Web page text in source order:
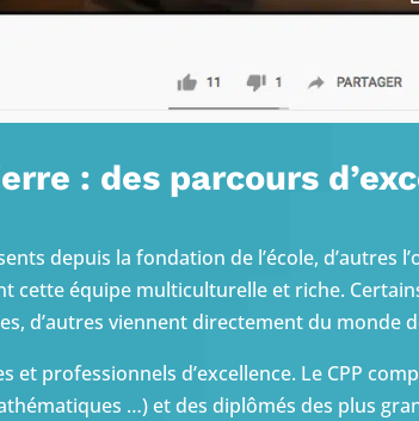
: des parcours
depuis la fondation de l’école, d’autres
cette équipe multiculturelle et riche.
d’autres viennent directement du monde
professionnels d’excellence. Le CPP
…) et des diplômés des plus